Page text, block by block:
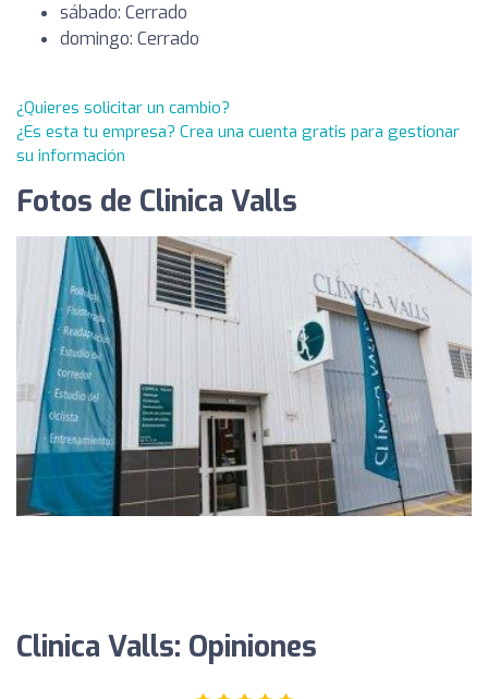
sábado: Cerrado
domingo: Cerrado
¿Quieres solicitar un cambio?
¿Es esta tu empresa? Crea una cuenta gratis para gestionar
su información
Fotos de Clinica Valls
Clinica Valls: Opiniones